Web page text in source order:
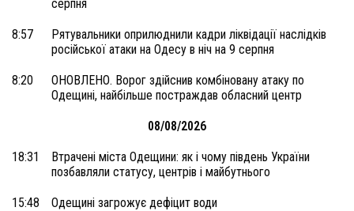
серпня
8:57
Рятувальники оприлюднили кадри ліквідації наслідків
російської атаки на Одесу в ніч на 9 серпня
8:20
ОНОВЛЕНО. Ворог здійснив комбіновану атаку по
Одещині, найбільше постраждав обласний центр
08/08/2026
18:31
Втрачені міста Одещини: як і чому південь України
позбавляли статусу, центрів і майбутнього
15:48 Одещині загрожує дефіцит води